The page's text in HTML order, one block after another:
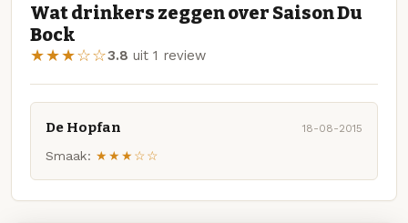
Wat drinkers zeggen over Saison Du
Bock
★★★☆☆3.8 uit 1 review
De Hopfan 18-08-2015
Smaak: ★★★☆☆